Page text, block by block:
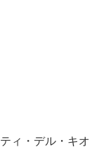
ィ・デル・キオ